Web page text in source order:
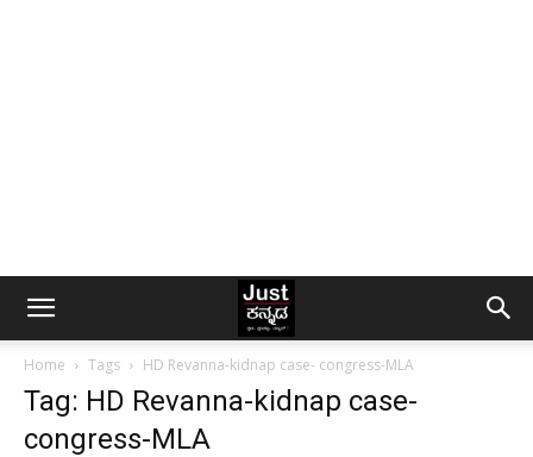
Home Tags HD Revanna-kidnap case- congress-MLA
Tag: HD Revanna-kidnap case-
congress-MLA